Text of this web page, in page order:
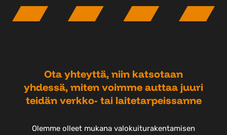
Ota yhteyttä, niin katsotaan
yhdessä, miten voimme auttaa juuri
teidän verkko- tai laitetarpeissanne
Olemme olleet mukana valokuiturakentamisen